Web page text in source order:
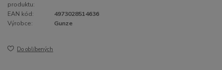
produktu:
EAN kód:
4973028514636
Výrobce:
Gunze
Do oblíbených